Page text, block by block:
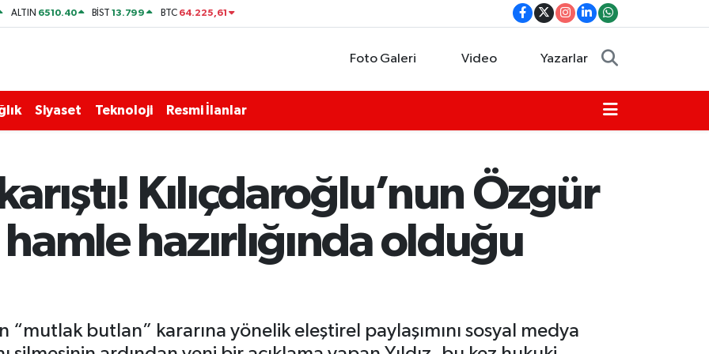
ALTIN 6510.40 BİST13.799 BTC 64.225,61
Foto Galeri Video Yazarlar
Siyaset Teknoloji Resmi İlanlar
Kılıçdaroğlu’nun Özgür
hazırlığında olduğu
“mutlak butlan” kararına yönelik eleştirel paylaşımını sosyal medya